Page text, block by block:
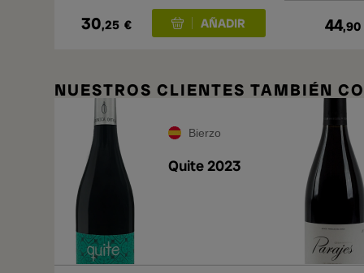
30,25 € 44,90
NUESTROS CLIENTES TAMBIÉN
Bierzo
Quite 2023